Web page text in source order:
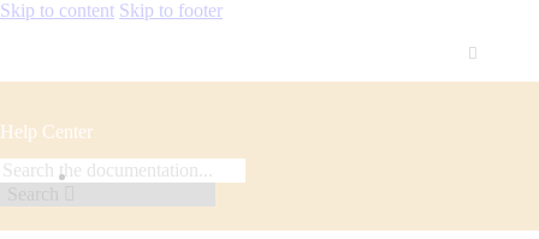
Skip to content Skip to footer
Help Center